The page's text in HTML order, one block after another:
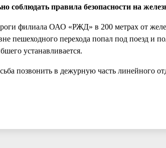
соблюдать правила безопасности на
филиала ОАО «РЖД» в 200 метрах от
пешеходного перехода попал под поезд и
устанавливается.
позвонить в дежурную часть линейного